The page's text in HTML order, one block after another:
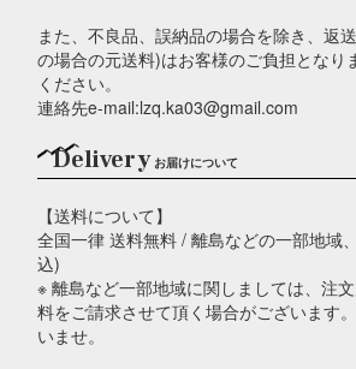
また、不良品、誤納品の場合を除き、返
の場合の元送料)はお客様のご負担となり
ください。
連絡先e-mail:lzq.ka03@gmail.com
Deliveryお届けについて
【送料について】
全国一律 送料無料 / 離島などの一部地域
込)
※ 離島など一部地域に関しましては、注
料をご請求させて頂く場合がございます
いませ。